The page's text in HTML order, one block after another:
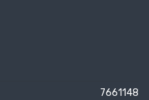
7661148